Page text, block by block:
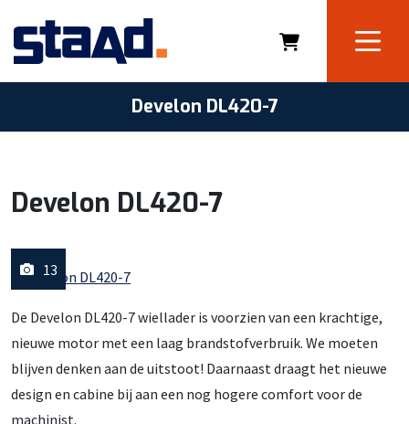
Develon DL420-7
Develon DL420-7
13
De Develon DL420-7 wiellader is voorzien van een krachtige,
nieuwe motor met een laag brandstofverbruik. We moeten
blijven denken aan de uitstoot! Daarnaast draagt het nieuwe
design en cabine bij aan een nog hogere comfort voor de
machinist.